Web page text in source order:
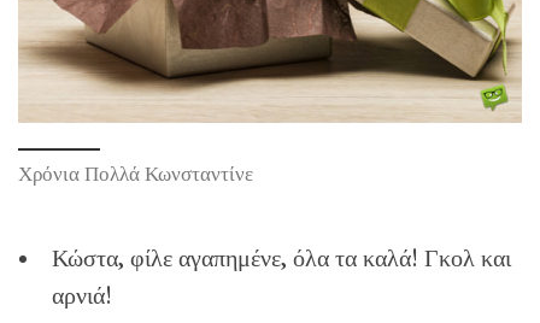
Χρόνια Πολλά Κωνσταντίνε
Κώστα, φίλε αγαπημένε, όλα τα καλά! Γκολ και
αρνιά!